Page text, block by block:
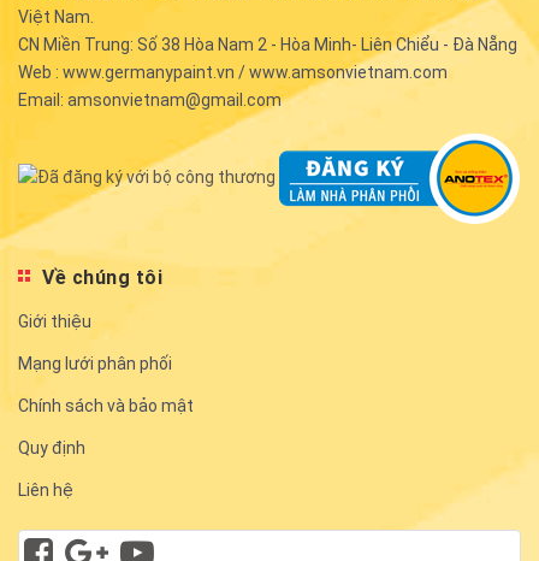
Việt Nam.
CN Miền Trung: Số 38 Hòa Nam 2 - Hòa Minh- Liên Chiểu - Đà Nẵng
Web : www.germanypaint.vn / www.amsonvietnam.com
Email: amsonvietnam@gmail.com
Về chúng tôi
Giới thiệu
Mạng lưới phân phối
Chính sách và bảo mật
Quy định
Liên hệ